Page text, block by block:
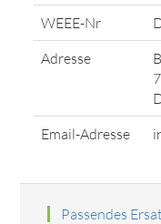
WEEE-Nr
Adresse
Email-Adresse
Passendes